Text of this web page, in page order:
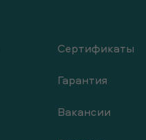
Сертификаты
Гарантия
Вакансии